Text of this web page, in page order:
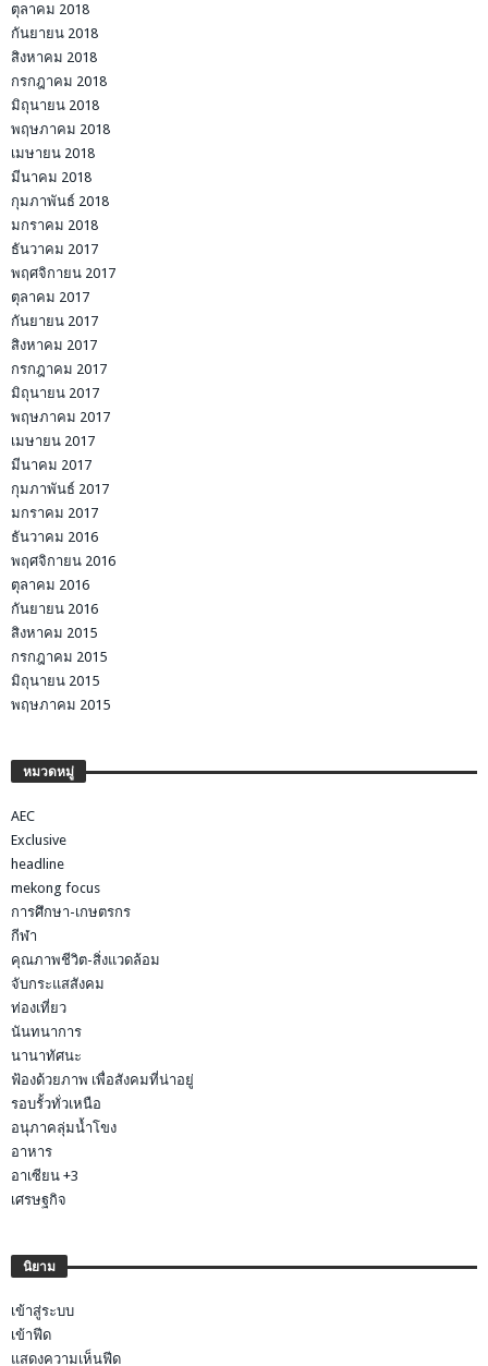
ตุลาคม 2018
กันยายน 2018
สิงหาคม 2018
กรกฎาคม 2018
มิถุนายน 2018
พฤษภาคม 2018
เมษายน 2018
มีนาคม 2018
กุมภาพันธ์ 2018
มกราคม 2018
ธันวาคม 2017
พฤศจิกายน 2017
ตุลาคม 2017
กันยายน 2017
สิงหาคม 2017
กรกฎาคม 2017
มิถุนายน 2017
พฤษภาคม 2017
เมษายน 2017
มีนาคม 2017
กุมภาพันธ์ 2017
มกราคม 2017
ธันวาคม 2016
พฤศจิกายน 2016
ตุลาคม 2016
กันยายน 2016
สิงหาคม 2015
กรกฎาคม 2015
มิถุนายน 2015
พฤษภาคม 2015
หมวดหมู่
AEC
Exclusive
headline
mekong focus
การศึกษา-เกษตรกร
กีฬา
คุณภาพชีวิต-สิ่งแวดล้อม
จับกระแสสังคม
ท่องเที่ยว
นันทนาการ
นานาทัศนะ
ฟ้องด้วยภาพ เพื่อสังคมที่น่าอยู่
รอบรั้วทั่วเหนือ
อนุภาคลุ่มน้ำโขง
อาหาร
อาเซียน +3
เศรษฐกิจ
นิยาม
เข้าสู่ระบบ
เข้าฟีด
แสดงความเห็นฟีด